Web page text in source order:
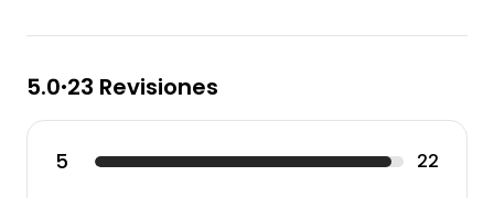
5.0•23 Revisiones
5 22